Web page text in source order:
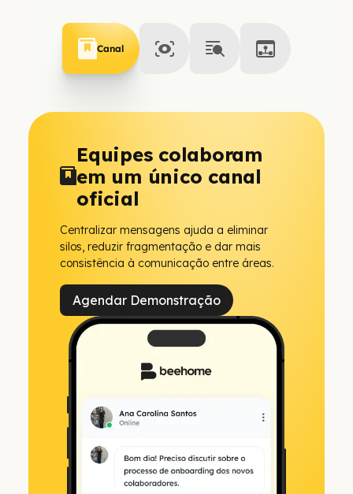
Canal
Equipes colaboram
em um único canal
oficial
Centralizar mensagens ajuda a eliminar
silos, reduzir fragmentação e dar mais
consistência à comunicação entre áreas.
Agendar Demonstração